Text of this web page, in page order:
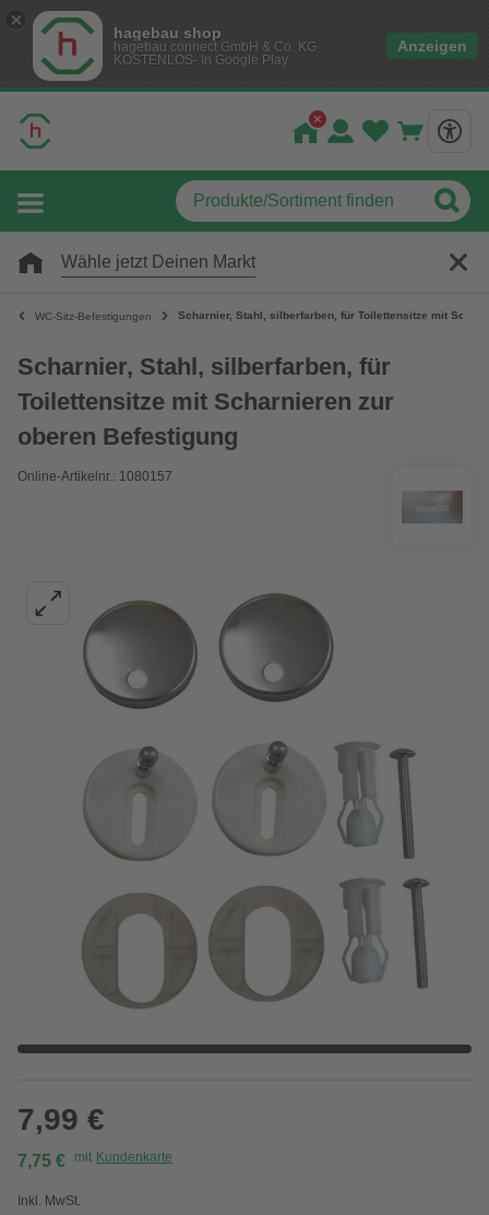
hagebau shop
hagebau connect GmbH & Co. KG
KOSTENLOS- In Google Play
Anzeigen
Wähle jetzt Deinen Markt
WC-Sitz-Befestigungen Scharnier, Stahl, silberfarben, für Toilettensitze mit
Scharnier, Stahl, silberfarben, für
Toilettensitze mit Scharnieren zur
oberen Befestigung
Online-Artikelnr.: 1080157
7,99 €
7,75 € mit Kundenkarte
Inkl. MwSt.